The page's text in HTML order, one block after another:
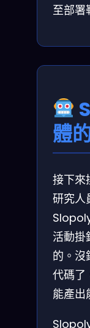
至部署
體
接下來
研究
活動掛
的。
代碼
能產出